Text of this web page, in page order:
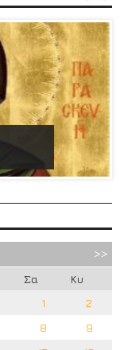
Σα
Κυ
1
2
8
9